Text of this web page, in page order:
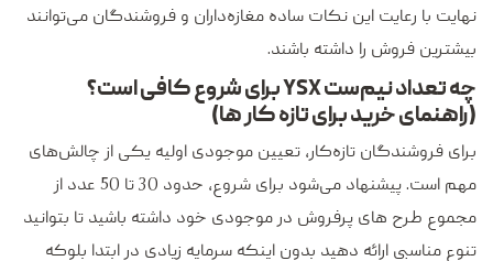
نهایت با رعایت این نکات ساده مغازه‌داران و فروشندگان می‌توانند
بیشترین فروش را داشته باشند.
چه تعداد نیم‌ست YSX برای شروع کافی است؟
(راهنمای خرید برای تازه کار ها)
برای فروشندگان تازه‌کار، تعیین موجودی اولیه یکی از چالش‌های
مهم است. پیشنهاد می‌شود برای شروع، حدود 30 تا 50 عدد از
مجموع طرح های پرفروش در موجودی خود داشته باشید تا بتوانید
تنوع مناسبی ارائه دهید بدون اینکه سرمایه زیادی در ابتدا بلوکه